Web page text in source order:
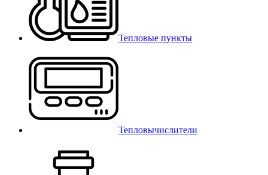
Тепловые пункты
Тепловычислители